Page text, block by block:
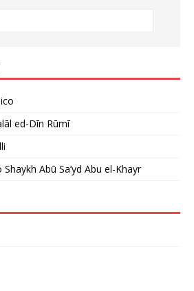
ed-Dīn Rūmī
Abū Sa’yd Abu el-Khayr